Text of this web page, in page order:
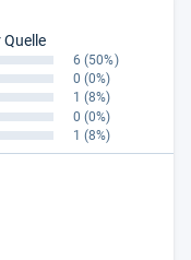
Quelle
6 (50%)
0 (0%)
1 (8%)
0 (0%)
1 (8%)